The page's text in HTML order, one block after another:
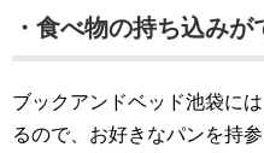
・食べ物の持ち込みが
ブックアンドベッド池袋に
るので、お好きなパンを持